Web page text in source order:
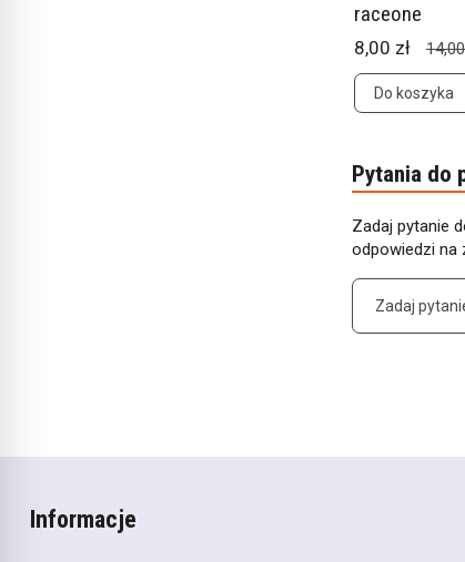
raceone
8,00 zł
Do koszyka
Pytania do
Zadaj pytanie
odpowiedzi na
Zadaj
Informacje